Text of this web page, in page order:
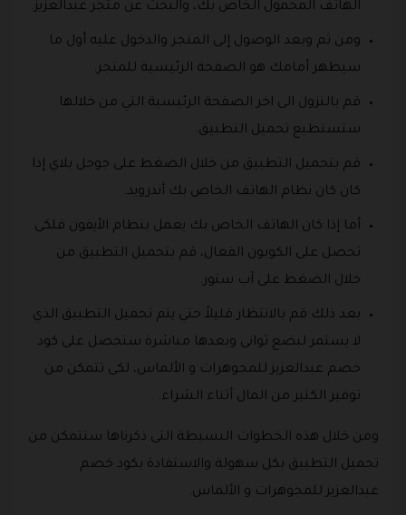
الهاتف المحمول الخاص بك، والبحث عن متجر عبدالعزيز.
ومن ثم وبعد الوصول إلى المتجر والدخول عليه أول ما
سيظهر أمامك هو الصفحة الرئيسية للمتجر.
قم بالنزول الى اخر الصفحة الرئيسية التي من خلالها
ستستطيع تحميل التطبيق.
قم بتحميل التطبيق من خلال الضغط على جوجل بلاي إذا
كان كان نظام الهاتف الخاص بك أندرويد.
أما إذا كان الهاتف الخاص بك يعمل بنظام الأيفون فلكى
تحصل على الكوبون الفعال، قم بتحميل التطبيق من
خلال الضغط على آب ستور.
بعد ذلك قم بالانتظار قليلاً حتي يتم تحميل التطبيق الذي
لا يستمر لبضع ثوانى وبعدها مباشرة ستحصل على كود
خصم عبدالعزيز للمجوهرات و الألماس، لكى تتمكن من
توفير الكثير من المال أثناء الشراء.
ومن خلال هذه الخطوات البسيطة التى ذكرناها ستتمكن من
تحميل التطبيق بكل سهولة والاستفادة بكود خصم
عبدالعزيز للمجوهرات و الألماس.